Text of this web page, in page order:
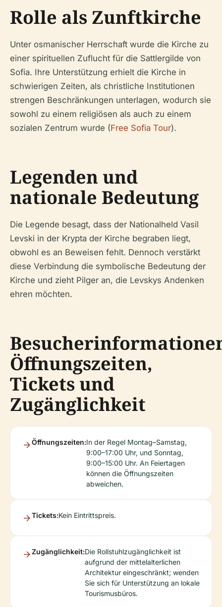
Rolle als Zunftkirche
Unter osmanischer Herrschaft wurde die Kirche zu
einer spirituellen Zuflucht für die Sattlergilde von
Sofia. Ihre Unterstützung erhielt die Kirche in
schwierigen Zeiten, als christliche Institutionen
strengen Beschränkungen unterlagen, wodurch sie
sowohl zu einem religiösen als auch zu einem
sozialen Zentrum wurde (Free Sofia Tour).
Legenden und
nationale Bedeutung
Die Legende besagt, dass der Nationalheld Vasil
Levski in der Krypta der Kirche begraben liegt,
obwohl es an Beweisen fehlt. Dennoch verstärkt
diese Verbindung die symbolische Bedeutung der
Kirche und zieht Pilger an, die Levskys Andenken
ehren möchten.
Öffnungszeiten,
Tickets und
Zugänglichkeit
Öffnungszeiten:In der Regel Montag–Samstag,
9:00–17:00 Uhr, und Sonntag,
9:00–15:00 Uhr. An Feiertagen
können die Öffnungszeiten
abweichen.
Tickets:Kein Eintrittspreis.
Zugänglichkeit:Die Rollstuhlzugänglichkeit ist
aufgrund der mittelalterlichen
Architektur eingeschränkt; wenden
Sie sich für Unterstützung an lokale
Tourismusbüros.